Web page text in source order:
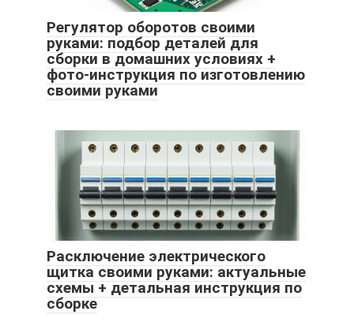
Регулятор оборотов своими
руками: подбор деталей для
сборки в домашних условиях +
фото-инструкция по изготовлению
своими руками
Расключение электрического
щитка своими руками: актуальные
схемы + детальная инструкция по
сборке